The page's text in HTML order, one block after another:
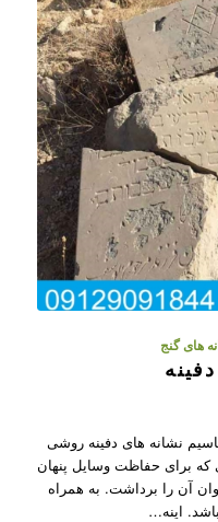
های گنج
نشانه های دفینه روشی
که برای حفاظت وسایل پنهان
آن را برداشت. به همراه
اینه…